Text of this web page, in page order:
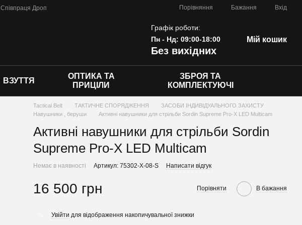
Співпраця Дроп
Порівняння Бажання Вхід
Графік роботи:
Пн - Нд: 09:00-18:00
Без вихідних
Мій кошик
ВЗУТТЯ
ОПТИКА ТА
ПРИЦІЛИ
ЗБРОЯ ТА
КОМПЛЕКТУЮЧІ
Tactical Belt ТАКТИЧНЕ СПОРЯДЖЕННЯ
ЗАСОБИ ІНДИВІДУАЛЬНОГО ЗАХИСТУ
Навушники , беруши
Активні навушники для стрільби Sordin Supreme Pro-X LED Multicam
Активні навушники для стрільби Sordin
Supreme Pro-X LED Multicam
Немає в наявності Артикул: 75302-X-08-S Написати відгук
16 500 грн Порівняти В бажання
Увійти для відображення накопичувальної знижки